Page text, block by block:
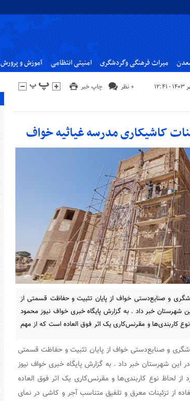
میراث فرهنگی وگردشگری امنیتی انتظامی آموزش و پرورش
چاپ خبر
۰ نظر
کاشیکاری مدرسه غیاثیه خواف
و صنایع‌دستی خواف از پایان تثبیت و حفاظت قسمتی از
شهرستان خبر داد . به گزارش پایگاه خبری خواف نیوز محمود
کاربندی‌ها و مقرنس‌کاری یک اثر فوق العاده است که از مهم
و صنایع‌دستی خواف از پایان تثبیت و حفاظت قسمتی
در این شهرستان خبر داد . به گزارش پایگاه خبری خواف نیوز
از لحاظ نوع کاربندی‌ها و مقرنس‌کاری یک اثر فوق العاده
از تزئینات معرق و تلفیق متناسب آجر و کاشی در نمای